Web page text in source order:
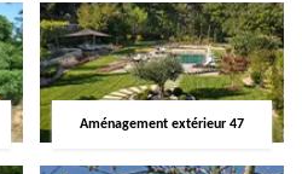
Aménagement extérieur 47